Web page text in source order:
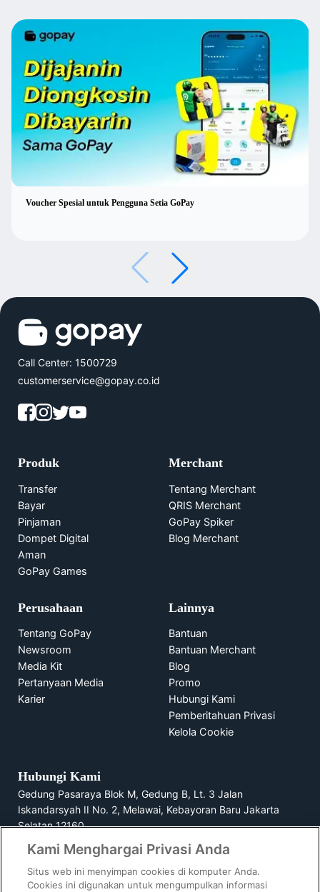
Voucher Spesial untuk Pengguna Setia GoPay
Call Center: 1500729
customerservice@gopay.co.id
Produk
Transfer
Bayar
Pinjaman
Dompet Digital
Aman
GoPay Games
Merchant
Tentang Merchant
QRIS Merchant
GoPay Spiker
Blog Merchant
Perusahaan
Tentang GoPay
Newsroom
Media Kit
Pertanyaan Media
Karier
Lainnya
Bantuan
Bantuan Merchant
Blog
Promo
Hubungi Kami
Pemberitahuan Privasi
Kelola Cookie
Hubungi Kami
Gedung Pasaraya Blok M, Gedung B, Lt. 3 Jalan
Iskandarsyah II No. 2, Melawai, Kebayoran Baru Jakarta
Selatan 12160
1500729
Kami Menghargai Privasi Anda
Situs web ini menyimpan cookies di komputer Anda.
Cookies ini digunakan untuk mengumpulkan informasi